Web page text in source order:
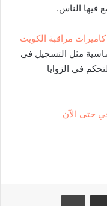
فيها الناس.
كاميرات مراقبة الكويت
مثل التسجيل في
في الزوايا
حتى الآن